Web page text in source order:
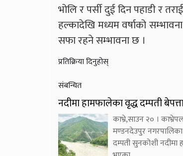
भोलि र पर्सी दुई दिन पहाडी र
हल्कादेखि मध्यम वर्षाको
सफा रहने सम्भावना छ ।
प्रतिक्रिया दिनुहोस्
संबन्धित
नदीमा हामफालेका वृद्ध दम्पती
काभ्रे,साउन २० ।
मण्डनदेउपुर
दम्पती सुनकोशी नदीमा